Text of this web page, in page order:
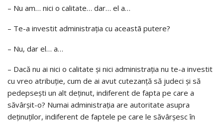
– Nu am… nici o calitate… dar… el a…
– Te-a investit administraţia cu aceastã putere?
– Nu, dar el… a…
– Dacă nu ai nici o calitate şi nici administraţia nu te-a investit
cu vreo atribuţie, cum de ai avut cutezanţă să judeci şi să
pedepseşti un alt deţinut, indiferent de fapta pe care a
săvârşit-o? Numai administraţia are autoritate asupra
deţinuţilor, indiferent de faptele pe care le săvârşesc în